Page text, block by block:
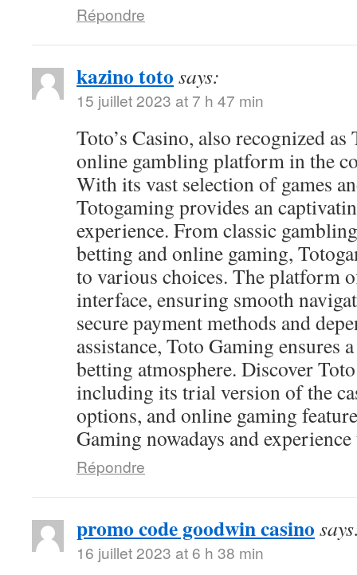
Répondre
kazino toto says:
15 juillet 2023 at 7 h 47 min
Toto’s Casino, also recognized
online gambling platform in the
With its vast selection of games
Totogaming provides an
experience. From classic
betting and online gaming,
to various choices. The platform
interface, ensuring smooth
secure payment methods and
assistance, Toto Gaming ensures
betting atmosphere. Discover
including its trial version of the
options, and online gaming
Gaming nowadays and
Répondre
promo code goodwin casino
16 juillet 2023 at 6 h 38 min